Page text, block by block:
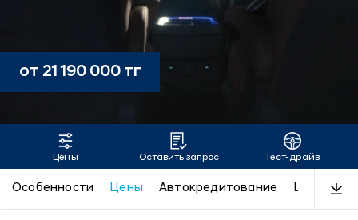
Hyundai Staria: Комплектации
от 21 190 000 тг
Цены Оставить запрос Тест-драйв
Особенности Цены Автокредитование LUXE